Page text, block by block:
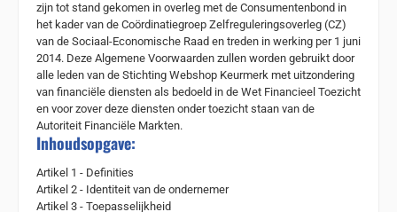
zijn tot stand gekomen in overleg met de Consumentenbond in
het kader van de Coördinatiegroep Zelfreguleringsoverleg (CZ)
van de Sociaal-Economische Raad en treden in werking per 1 juni
2014. Deze Algemene Voorwaarden zullen worden gebruikt door
alle leden van de Stichting Webshop Keurmerk met uitzondering
van financiële diensten als bedoeld in de Wet Financieel Toezicht
en voor zover deze diensten onder toezicht staan van de
Autoriteit Financiële Markten.
Inhoudsopgave:
Artikel 1 - Definities
Artikel 2 - Identiteit van de ondernemer
Artikel 3 - Toepasselijkheid